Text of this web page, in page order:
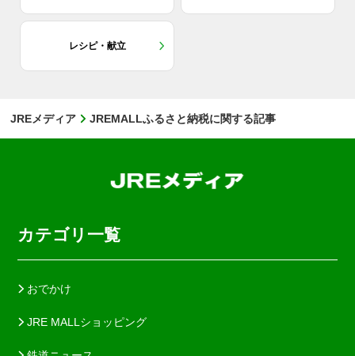
レシピ・献立
JREメディア JREMALLふるさと納税に関する記事
カテゴリ一覧
おでかけ
JRE MALLショッピング